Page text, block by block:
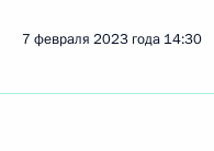
7 февраля 2023 года 14:30